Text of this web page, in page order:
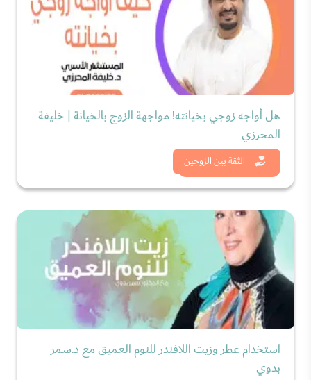
الثقة بين الزوجين
هل أواجه زوجي بخيانته! مواجهة الزوج بالخيانة | خليفة
المحرزي
شاهد الان
استخدام عطر وزيت اللافندر للنوم العميق مع د.سمر
بدوي